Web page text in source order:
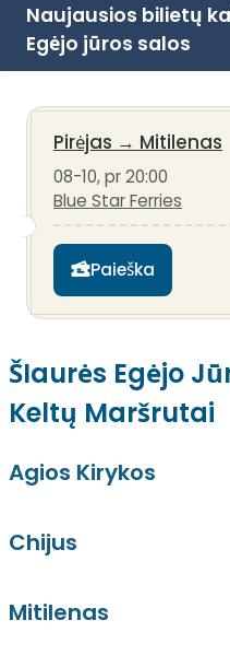
Naujausios bilietų
Egėjo jūros salos
Pirėjas → Mitilenas
08-10, pr 20:00
Blue Star Ferries
Paieška
ŠIaurės Egėjo
Keltų Maršrutai
Agios Kirykos
Chijus
Mitilenas